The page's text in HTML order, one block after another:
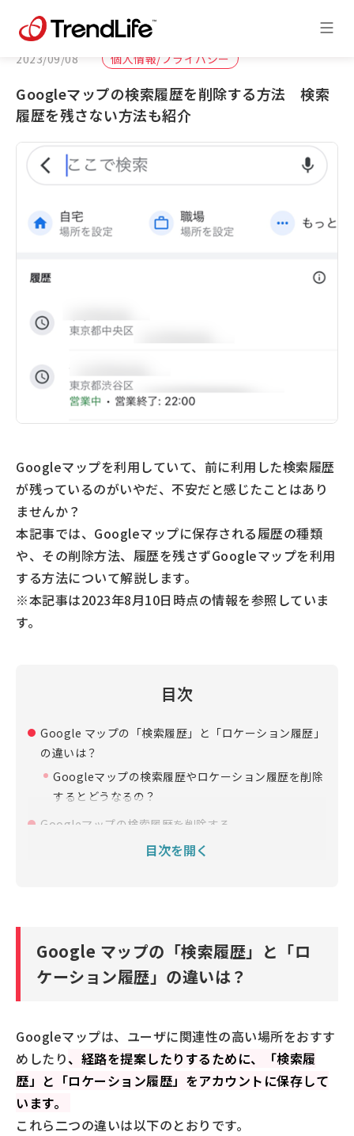
2023/09/08 個人情報/プライバシー
Googleマップの検索履歴を削除する方法 検索
履歴を残さない方法も紹介
Googleマップを利用していて、前に利用した検索履歴
が残っているのがいやだ、不安だと感じたことはあり
ませんか？
本記事では、Googleマップに保存される履歴の種類
や、その削除方法、履歴を残さずGoogleマップを利用
する方法について解説します。
※本記事は2023年8月10日時点の情報を参照していま
す。
目次
Google マップの「検索履歴」と「ロケーション履歴」
の違いは？
Googleマップの検索履歴やロケーション履歴を削除
するとどうなるの？
Googleマップの検索履歴を削除する
検索履歴の一部を削除する
Googleマップのロケーション履歴を削除する
ロケーション履歴の一部を削除する
一定期間でロケーション履歴を削除する設定を有効
にする
Googleマップの履歴を残さない方法
検索履歴の保存を無効にする
目次を開く
Google マップの「検索履歴」と「ロ
ケーション履歴」の違いは？
Googleマップは、ユーザに関連性の高い場所をおすす
めしたり、経路を提案したりするために、「検索履
歴」と「ロケーション履歴」をアカウントに保存して
います。
これら二つの違いは以下のとおりです。